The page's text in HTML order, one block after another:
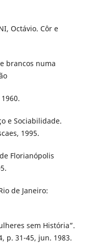
Octávio. Côr e
brancos numa
e Sociabilidade.
1995.
Florianópolis
de Janeiro:
sem História”.
p. 31-45, jun. 1983.